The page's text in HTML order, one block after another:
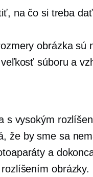
na čo si treba
obrázka sú
súboru a
s vysokým
že by sme sa
a
obrázky.